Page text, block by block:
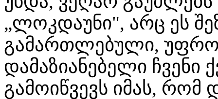
„ლოკდაუნი", არც ეს
გამართლებული, უფრო
დამაზიანებელი ჩვენი
გამოიწვევს იმას,